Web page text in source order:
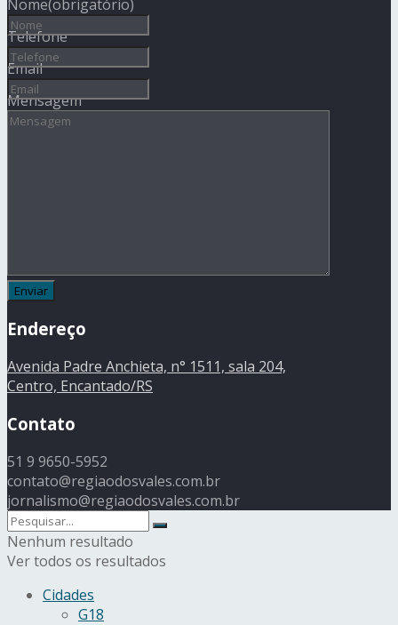
Nome(obrigatório)
Telefone
Email
Mensagem
Endereço
Avenida Padre Anchieta, n° 1511, sala 204,
Centro, Encantado/RS
Contato
51 9 9650-5952
contato@regiaodosvales.com.br
jornalismo@regiaodosvales.com.br
Nenhum resultado
Ver todos os resultados
Cidades
G18